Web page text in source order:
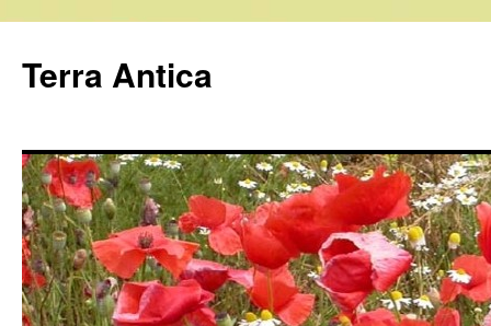
contenuto
Terra Antica